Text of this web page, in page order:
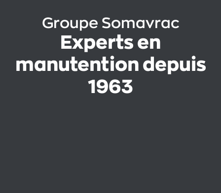
Groupe Somavrac
Experts en
manutention depuis
1963